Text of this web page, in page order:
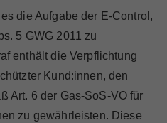
die Aufgabe der E-Control,
5 GWG 2011 zu
enthält die Verpflichtung
Kund:innen, den
Art. 6 der Gas-SoS-VO für
zu gewährleisten. Diese